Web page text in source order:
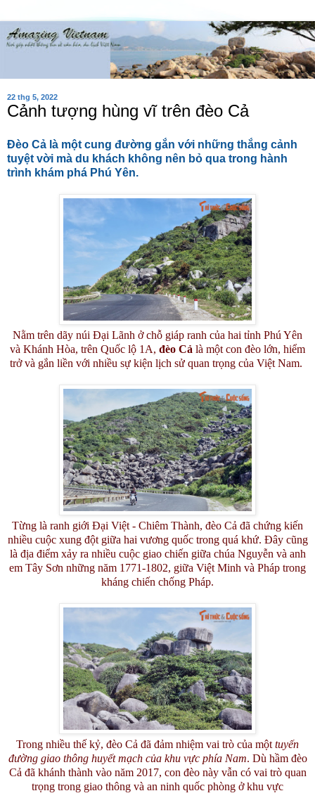
22 thg 5, 2022
Cảnh tượng hùng vĩ trên đèo Cả
Đèo Cả là một cung đường gắn với những thắng cảnh
tuyệt vời mà du khách không nên bỏ qua trong hành
trình khám phá Phú Yên.
Nằm trên dãy núi Đại Lãnh ở chỗ giáp ranh của hai tỉnh Phú Yên
và Khánh Hòa, trên Quốc lộ 1A, đèo Cả là một con đèo lớn, hiểm
trở và gắn liền với nhiều sự kiện lịch sử quan trọng của Việt Nam.
Từng là ranh giới Đại Việt - Chiêm Thành, đèo Cả đã chứng kiến
nhiều cuộc xung đột giữa hai vương quốc trong quá khứ. Đây cũng
là địa điểm xảy ra nhiều cuộc giao chiến giữa chúa Nguyễn và anh
em Tây Sơn những năm 1771-1802, giữa Việt Minh và Pháp trong
kháng chiến chống Pháp.
Trong nhiều thế kỷ, đèo Cả đã đảm nhiệm vai trò của một tuyến
đường giao thông huyết mạch của khu vực phía Nam. Dù hầm đèo
Cả đã khánh thành vào năm 2017, con đèo này vẫn có vai trò quan
trọng trong giao thông và an ninh quốc phòng ở khu vực